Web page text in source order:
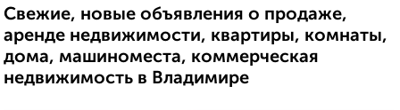
Свежие, новые объявления о продаже,
аренде недвижимости, квартиры, комнаты,
дома, машиноместа, коммерческая
недвижимость в Владимире